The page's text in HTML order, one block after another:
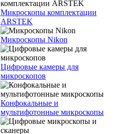
Микроскопы комплектации
ARSTEK
Микроскопы Nikon
Цифровые камеры для
микроскопов
Конфокальные и
мультифотонные микроскопы